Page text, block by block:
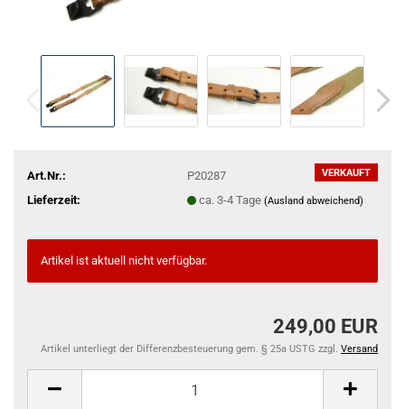
VERKAUFT
Art.Nr.:
P20287
Lieferzeit:
ca. 3-4 Tage (Ausland abweichend)
Artikel ist aktuell nicht verfügbar.
249,00 EUR
Artikel unterliegt der Differenzbesteuerung gem. § 25a USTG zzgl. Versand